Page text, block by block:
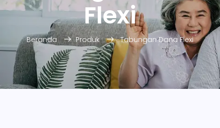
Flexi
Beranda Produk Tabungan Dana Flexi